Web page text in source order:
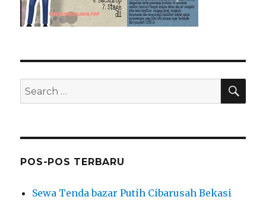
Search
for:
POS-POS TERBARU
Sewa Tenda bazar Putih Cibarusah Bekasi